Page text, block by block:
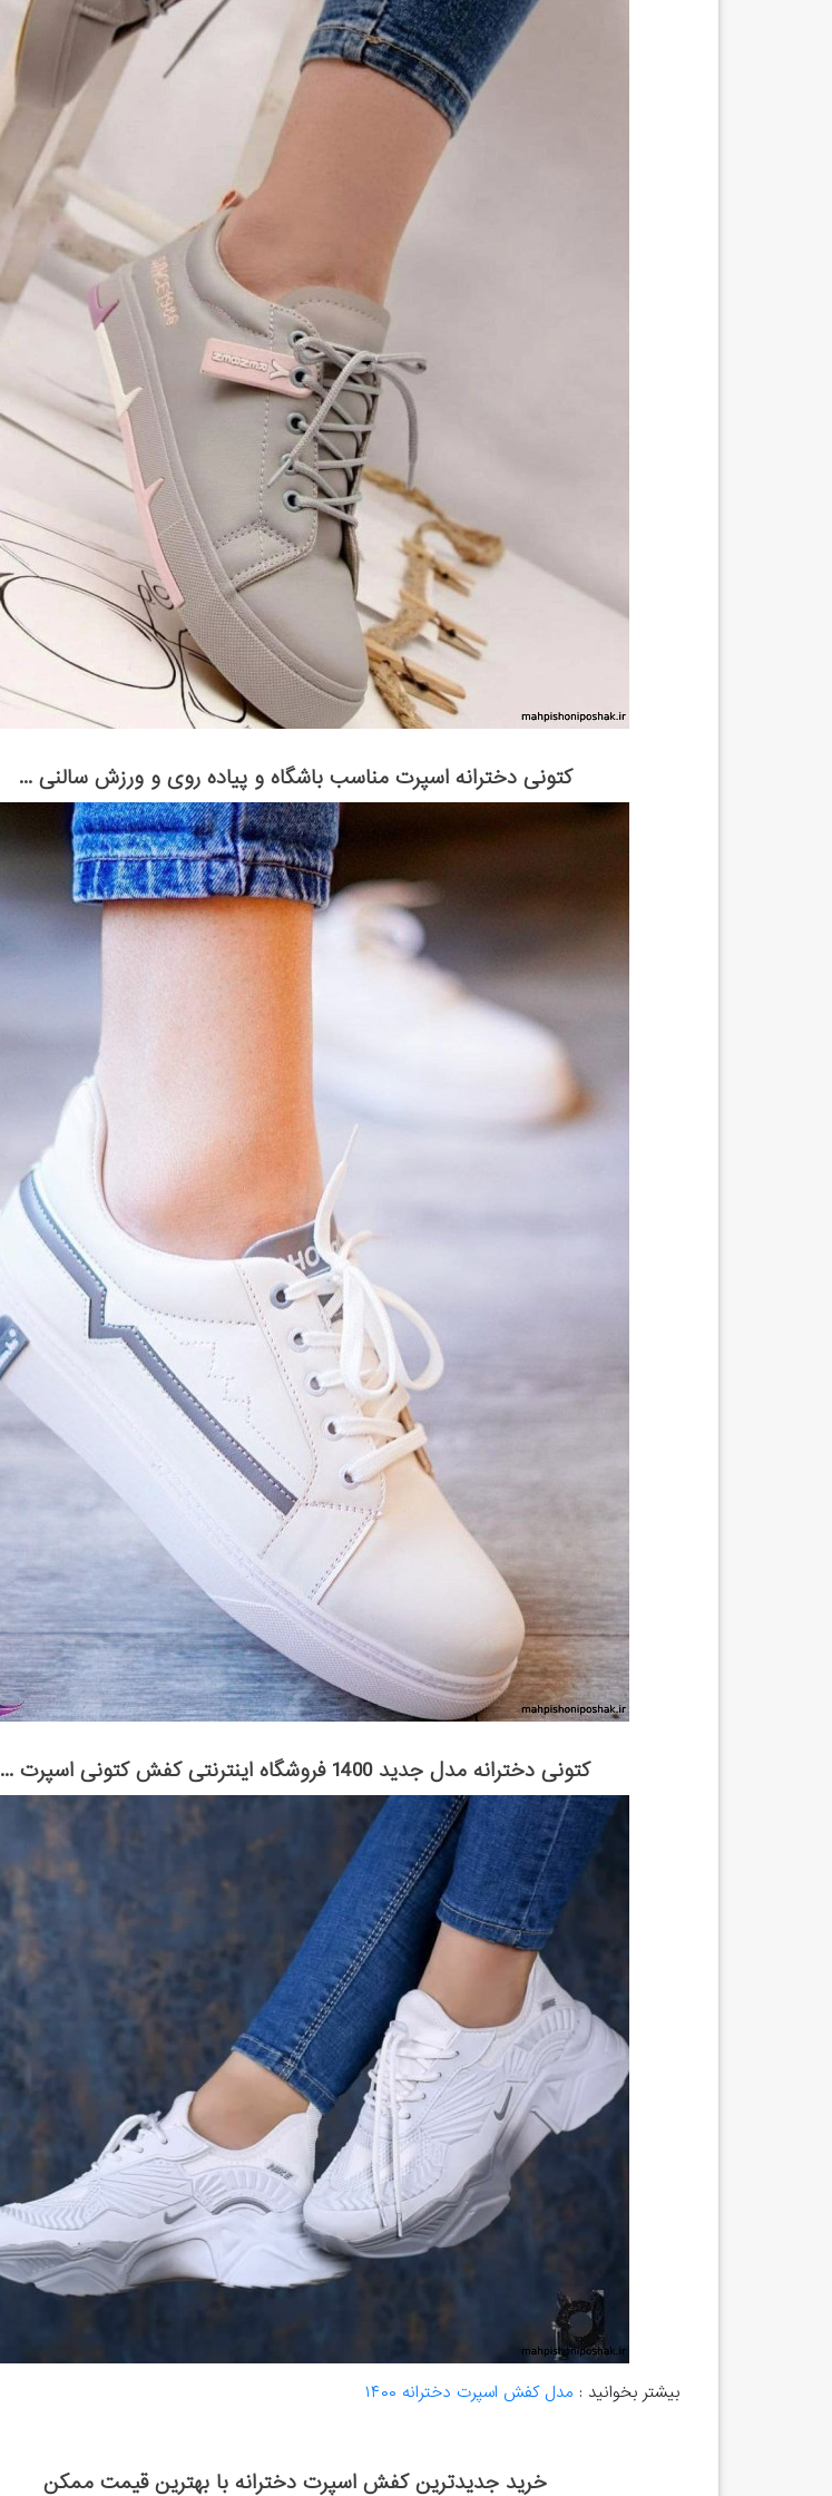
کتونی دخترانه اسپرت مناسب باشگاه و پیاده روی و ورزش سالنی ...
کتونی دخترانه مدل جدید 1400 فروشگاه اینترنتی کفش کتونی اسپرت ...
بیشتر بخوانید : مدل کفش اسپرت دخترانه ۱۴۰۰
خرید جدیدترین کفش اسپرت دخترانه با بهترین قیمت ممکن